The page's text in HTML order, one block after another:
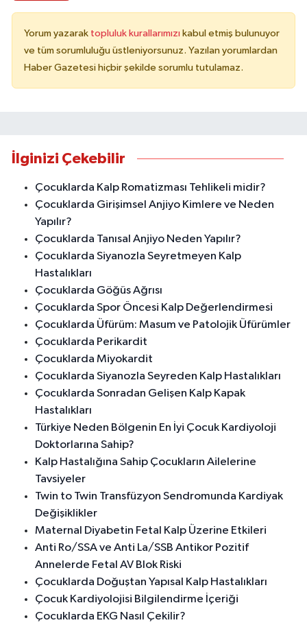
Yorum yazarak topluluk kurallarımızı kabul etmiş bulunuyor
ve tüm sorumluluğu üstleniyorsunuz. Yazılan yorumlardan
Haber Gazetesi hiçbir şekilde sorumlu tutulamaz.
İlginizi Çekebilir
Çocuklarda Kalp Romatizması Tehlikeli midir?
Çocuklarda Girişimsel Anjiyo Kimlere ve Neden
Yapılır?
Çocuklarda Tanısal Anjiyo Neden Yapılır?
Çocuklarda Siyanozla Seyretmeyen Kalp
Hastalıkları
Çocuklarda Göğüs Ağrısı
Çocuklarda Spor Öncesi Kalp Değerlendirmesi
Çocuklarda Üfürüm: Masum ve Patolojik Üfürümler
Çocuklarda Perikardit
Çocuklarda Miyokardit
Çocuklarda Siyanozla Seyreden Kalp Hastalıkları
Çocuklarda Sonradan Gelişen Kalp Kapak
Hastalıkları
Türkiye Neden Bölgenin En İyi Çocuk Kardiyoloji
Doktorlarına Sahip?
Kalp Hastalığına Sahip Çocukların Ailelerine
Tavsiyeler
Twin to Twin Transfüzyon Sendromunda Kardiyak
Değişiklikler
Maternal Diyabetin Fetal Kalp Üzerine Etkileri
Anti Ro/SSA ve Anti La/SSB Antikor Pozitif
Annelerde Fetal AV Blok Riski
Çocuklarda Doğuştan Yapısal Kalp Hastalıkları
Çocuk Kardiyolojisi Bilgilendirme İçeriği
Çocuklarda EKG Nasıl Çekilir?